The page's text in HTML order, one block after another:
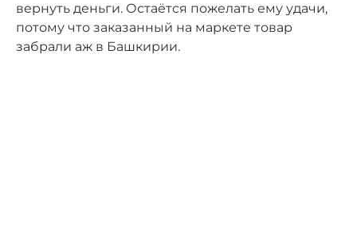
вернуть деньги. Остаётся пожелать ему удачи,
потому что заказанный на маркете товар
забрали аж в Башкирии.